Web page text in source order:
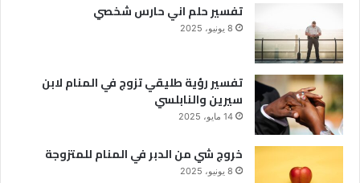
تفسير حلم اني حارس شخصي
8 يونيو، 2025
تفسير رؤية طليقي تزوج في المنام لابن
سيرين والنابلسي
14 مايو، 2025
خروج شي من الدبر في المنام للمتزوجة
8 يونيو، 2025